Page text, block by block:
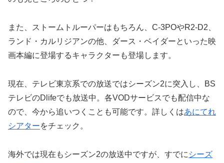
また、ストームトルーパーはもちろん、C-3POやR2-D2、
ランド・カルリジアンの他、ダース・ベイダーといった映
画本編に登場するキャラクターも登場します。
現在、テレビ東京系での放送ではシーズン2に突入し、BS
テレビのDlifeでも放送中。各VODサービスでも配信中な
ので、今から追いつくことも可能です。詳しくはあにてれ
シアターをチェック。
海外では現在もシーズン2の放送中ですが、すでに シーズ